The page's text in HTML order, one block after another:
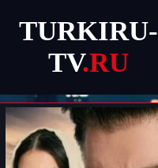
TURKIRU-
TV.RU